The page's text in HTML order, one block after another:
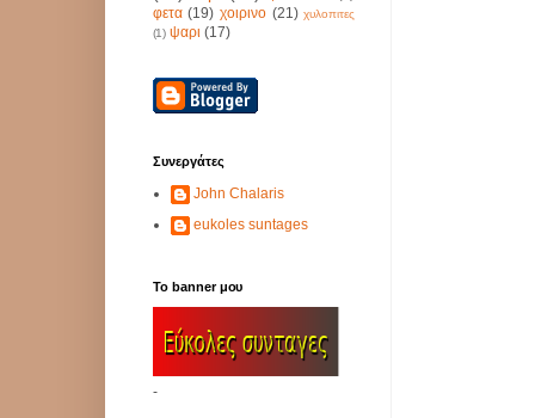
φετα (19) χοιρινο (21) χυλοπιτες
(1) ψαρι (17)
Συνεργάτες
John Chalaris
eukoles suntages
Το banner μου
-